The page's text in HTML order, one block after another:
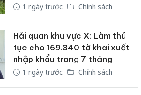
1 ngày trước Chính sách
Hải quan khu vực X: Làm thủ
tục cho 169.340 tờ khai xuất
nhập khẩu trong 7 tháng
1 ngày trước Chính sách